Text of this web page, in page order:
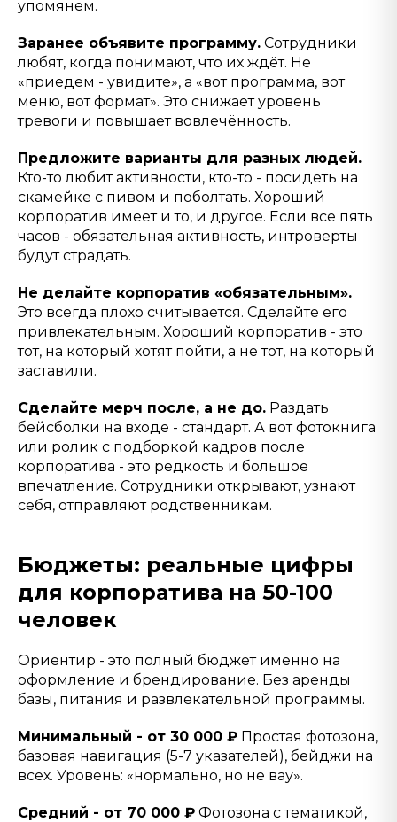
упомянем.
Заранее объявите программу. Сотрудники
любят, когда понимают, что их ждёт. Не
«приедем - увидите», а «вот программа, вот
меню, вот формат». Это снижает уровень
тревоги и повышает вовлечённость.
Предложите варианты для разных людей.
Кто-то любит активности, кто-то - посидеть на
скамейке с пивом и поболтать. Хороший
корпоратив имеет и то, и другое. Если все пять
часов - обязательная активность, интроверты
будут страдать.
Не делайте корпоратив «обязательным».
Это всегда плохо считывается. Сделайте его
привлекательным. Хороший корпоратив - это
тот, на который хотят пойти, а не тот, на который
заставили.
Сделайте мерч после, а не до. Раздать
бейсболки на входе - стандарт. А вот фотокнига
или ролик с подборкой кадров после
корпоратива - это редкость и большое
впечатление. Сотрудники открывают, узнают
себя, отправляют родственникам.
Бюджеты: реальные цифры
для корпоратива на 50-100
человек
Ориентир - это полный бюджет именно на
оформление и брендирование. Без аренды
базы, питания и развлекательной программы.
Минимальный - от 30 000 ₽ Простая фотозона,
базовая навигация (5-7 указателей), бейджи на
всех. Уровень: «нормально, но не вау».
Средний - от 70 000 ₽ Фотозона с тематикой,